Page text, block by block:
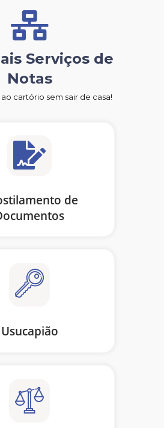
Serviços de
Notas
cartório sem sair de casa!
de
Usucapião